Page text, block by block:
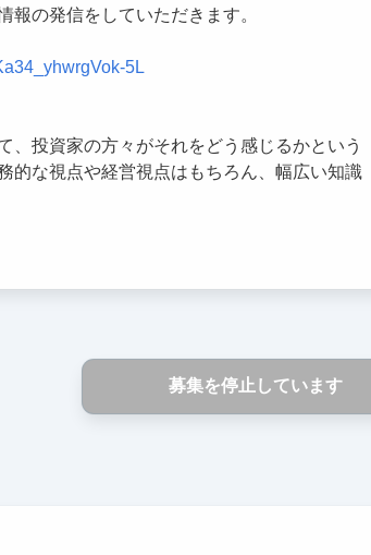
の発信をしていただきます。
5L
、投資家の方々がそれをどう感じるかという
的な視点や経営視点はもちろん、幅広い知識
募集を停止しています